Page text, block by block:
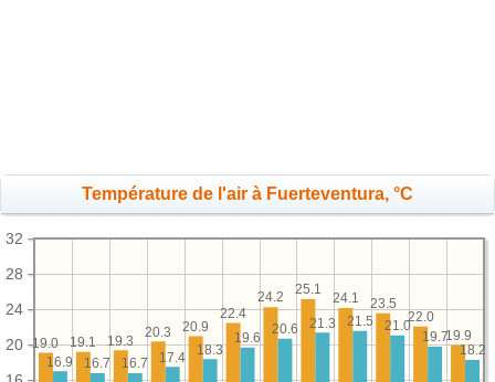
Température de l'air à Fuerteventura, °C
20
24
28
32
19.9
22.0
23.5
24.1
25.1
24.2
22.4
20.9
20.3
19.3
19.1
19.0 18.2
19.7
21.0
21.5
21.3
20.6
19.6
18.3
17.4
16.7
16.7
16.9